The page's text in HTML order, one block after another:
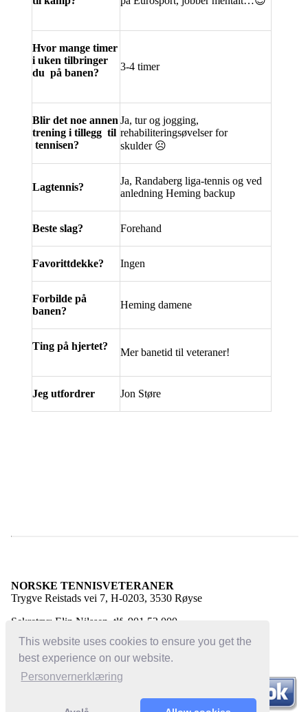
This website uses cookies to ensure you get the
best experience on our website.
Personvernerklæring
Hvor mange timer
i uken tilbringer
du på banen?
3-4 timer
Blir det noe annen
trening i tillegg til
tennisen?
Ja, tur og jogging,
rehabiliteringsøvelser for
skulder ☹
Lagtennis?
Ja, Randaberg liga-tennis og ved
anledning Heming backup
Beste slag? Forehand
Favorittdekke? Ingen
Forbilde på
banen?
Heming damene
Ting på hjertet?
Mer banetid til veteraner!
Jeg utfordrer Jon Støre
NORSKE TENNISVETERANER
Trygve Reistads vei 7, H-0203, 3530 Røyse
Sekretær: Elin Nilssen, tlf. 901 53 000